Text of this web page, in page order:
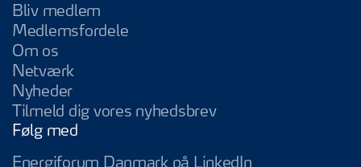
Bliv medlem
Medlemsfordele
Om os
Netværk
Nyheder
Tilmeld dig vores nyhedsbrev
Følg med
Energiforum